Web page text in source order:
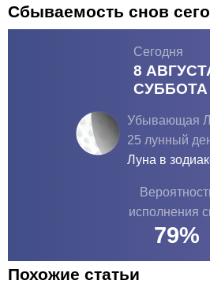
Сбываемость снов
Сегодня
8
СУББОТА
Убывающая
25 лунный
Луна в
исполнения
79%
Похожие статьи